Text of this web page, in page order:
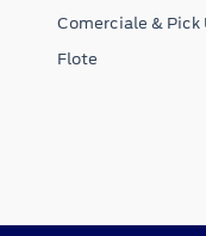
Comerciale & Pick
Flote